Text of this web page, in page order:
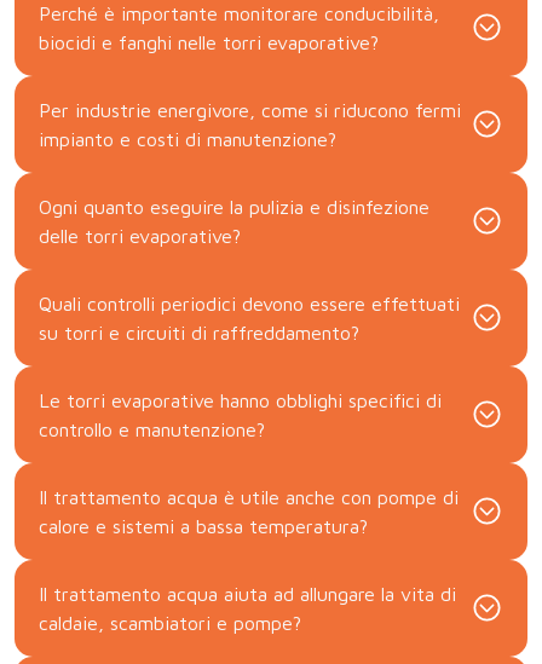
Perché è importante monitorare conducibilità,
biocidi e fanghi nelle torri evaporative?
Per industrie energivore, come si riducono fermi
impianto e costi di manutenzione?
Ogni quanto eseguire la pulizia e disinfezione
delle torri evaporative?
Quali controlli periodici devono essere effettuati
su torri e circuiti di raffreddamento?
Le torri evaporative hanno obblighi specifici di
controllo e manutenzione?
Il trattamento acqua è utile anche con pompe di
calore e sistemi a bassa temperatura?
Il trattamento acqua aiuta ad allungare la vita di
caldaie, scambiatori e pompe?